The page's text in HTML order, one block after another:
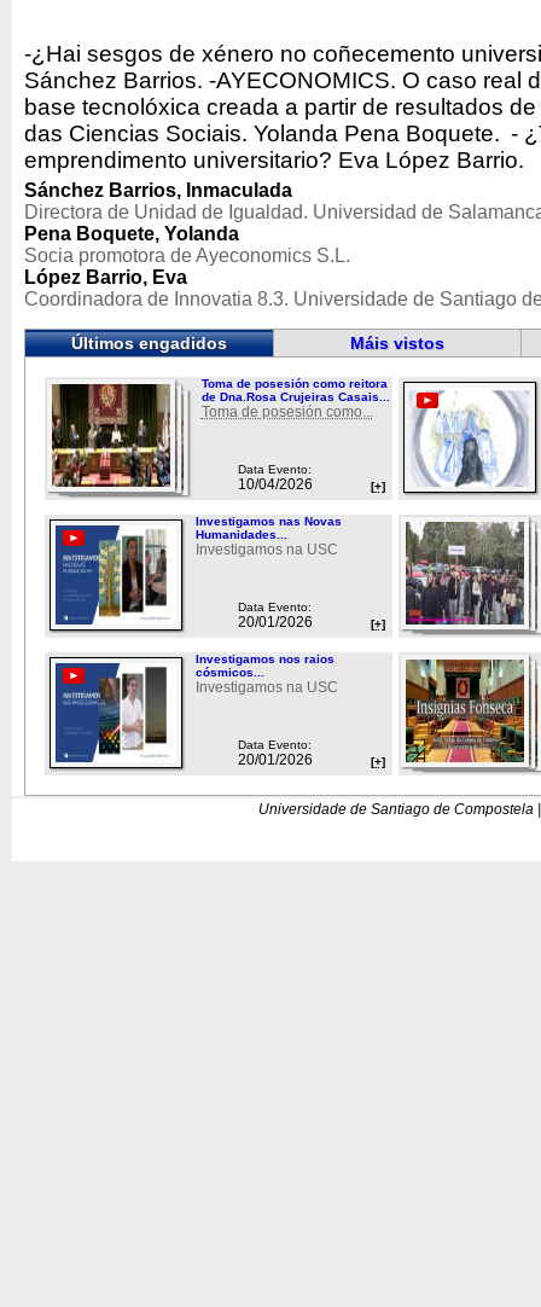
-¿Hai sesgos de xénero no coñecemento
Sánchez Barrios. -AYECONOMICS. O caso real
base tecnolóxica creada a partir de resultados
das Ciencias Sociais. Yolanda Pena Boquete. -
emprendimento universitario? Eva López Barrio.
Sánchez Barrios, Inmaculada
Directora de Unidad de Igualdad. Universidad de
Pena Boquete, Yolanda
Socia promotora de Ayeconomics S.L.
López Barrio, Eva
Coordinadora de Innovatia 8.3. Universidade de Santiago
Últimos engadidos Máis vistos
Toma de posesión como reitora
de Dna.Rosa Crujeiras Casais...
Toma de posesión como...
Data Evento:
10/04/2026 [+]
Investigamos nas Novas
Humanidades...
Investigamos na USC
Data Evento:
20/01/2026 [+]
Investigamos nos raios
cósmicos...
Investigamos na USC
Data Evento:
20/01/2026 [+]
Universidade de Santiago de